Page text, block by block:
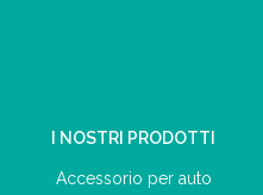
I NOSTRI PRODOTTI
Accessorio per auto